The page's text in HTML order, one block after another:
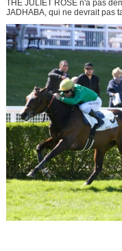
THE JULIET ROSE n'a pas
JADHABA, qui ne devrait pas